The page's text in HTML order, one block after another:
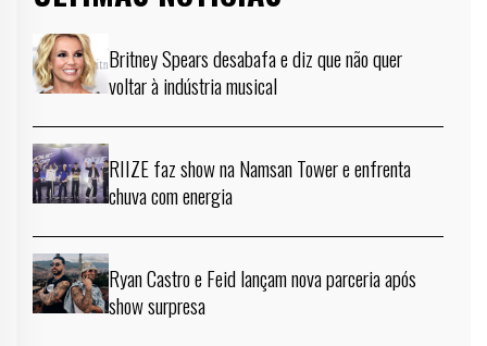
Britney Spears desabafa e diz que não quer
voltar à indústria musical
RIIZE faz show na Namsan Tower e enfrenta
chuva com energia
Ryan Castro e Feid lançam nova parceria após
show surpresa